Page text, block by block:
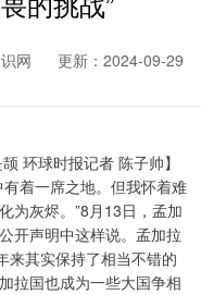
网
更新：2024-09-29
环球时报记者 陈子帅】
着一席之地。但我怀着难
为灰烬。”8月13日，孟加
开声明中这样说。孟加拉
来其实保持了相当不错的
拉国也成为一些大国争相